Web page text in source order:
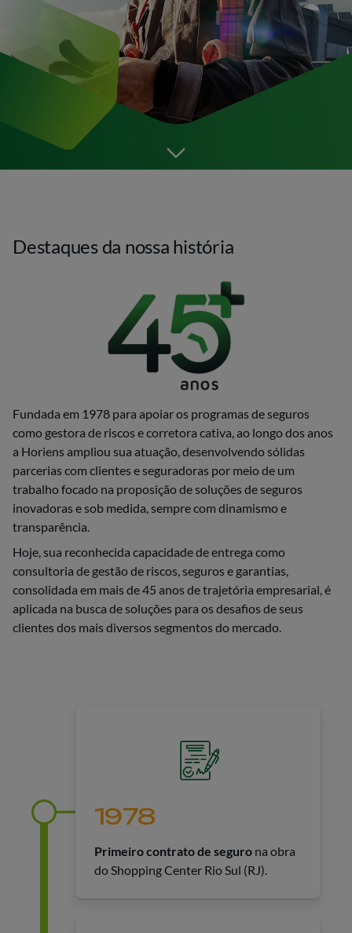
Go to the next section
Destaques da nossa história
Fundada em 1978 para apoiar os programas de seguros
como gestora de riscos e corretora cativa, ao longo dos anos
a Horiens ampliou sua atuação, desenvolvendo sólidas
parcerias com clientes e seguradoras por meio de um
trabalho focado na proposição de soluções de seguros
inovadoras e sob medida, sempre com dinamismo e
transparência.
Hoje, sua reconhecida capacidade de entrega como
consultoria de gestão de riscos, seguros e garantias,
consolidada em mais de 45 anos de trajetória empresarial, é
aplicada na busca de soluções para os desafios de seus
clientes dos mais diversos segmentos do mercado.
1978
Primeiro contrato de seguro na obra
do Shopping Center Rio Sul (RJ).